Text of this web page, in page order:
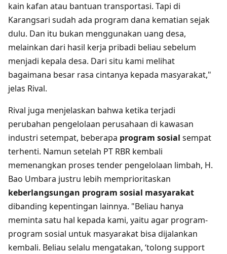
kain kafan atau bantuan transportasi. Tapi di
Karangsari sudah ada program dana kematian sejak
dulu. Dan itu bukan menggunakan uang desa,
melainkan dari hasil kerja pribadi beliau sebelum
menjadi kepala desa. Dari situ kami melihat
bagaimana besar rasa cintanya kepada masyarakat,"
jelas Rival.
Rival juga menjelaskan bahwa ketika terjadi
perubahan pengelolaan perusahaan di kawasan
industri setempat, beberapa program sosial sempat
terhenti. Namun setelah PT RBR kembali
memenangkan proses tender pengelolaan limbah, H.
Bao Umbara justru lebih memprioritaskan
keberlangsungan program sosial masyarakat
dibanding kepentingan lainnya. "Beliau hanya
meminta satu hal kepada kami, yaitu agar program-
program sosial untuk masyarakat bisa dijalankan
kembali. Beliau selalu mengatakan, ‘tolong support